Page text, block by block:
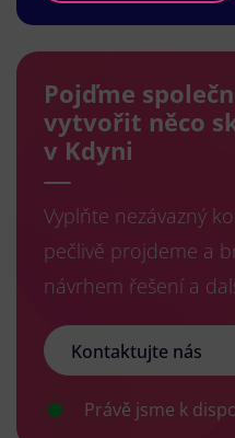
Pojďme
vytvořit něco
v Kdyni
Vyplňte nezávazný
pečlivě projdeme a
návrhem řešení a
Kontaktujte nás
Právě jsme k